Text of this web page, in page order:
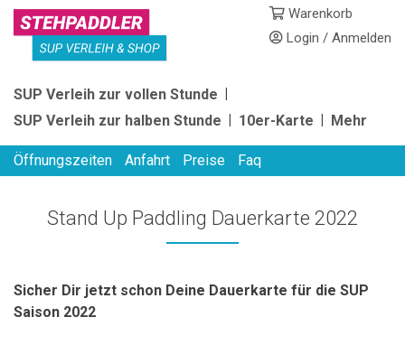
Skip
content
STEHPADDLER
SUP
VERLEIH
Login / Anmelden
Warenkorb
SUP Verleih zur vollen Stunde
SUP Verleih zur halben Stunde
10er-Karte Mehr
Öffnungszeiten Anfahrt Preise Faq
Stand Up Paddling Dauerkarte 2022
Sicher Dir jetzt schon Deine Dauerkarte für die SUP
Saison 2022